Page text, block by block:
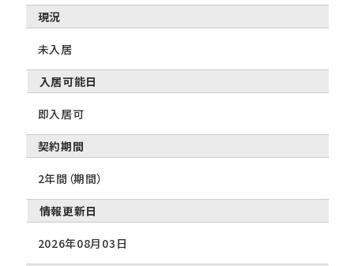
現況
未入居
入居可能日
即入居可
契約期間
2年間（期間）
情報更新日
2026年08月03日